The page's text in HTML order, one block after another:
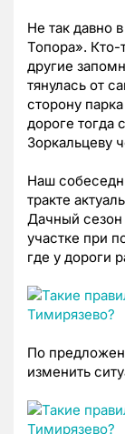
Не так давно
Топора». Кто-
другие
тянулась от
сторону
дороге тогда
Зоркальцеву
Наш
тракте
Дачный сезон
участке при
где у дороги
По
изменить